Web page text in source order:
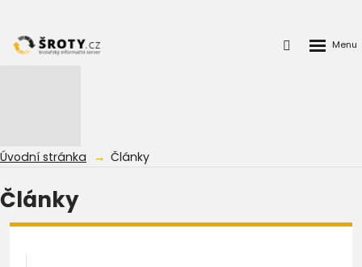
Přihlášení
Úvodní stránka Články
Články